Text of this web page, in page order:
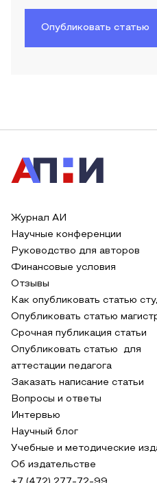
Опубликовать статью
Журнал АИ
Научные конференции
Руководство для авторов
Финансовые условия
Отзывы
Как опубликовать статью
Опубликовать статью
Срочная публикация статьи
Опубликовать статью для
аттестации педагога
Заказать написание статьи
Вопросы и ответы
Интервью
Научный блог
Учебные и методические
Об издательстве